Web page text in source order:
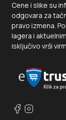
Cene i slike su
odgovara za
pravo izmena.
lagera i
isključivo vrši